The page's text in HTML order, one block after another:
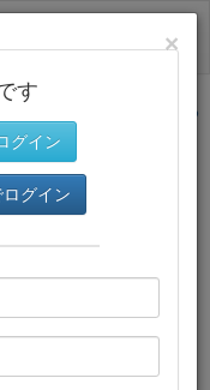
サイトトップに戻る
×
す
グイン
グイン